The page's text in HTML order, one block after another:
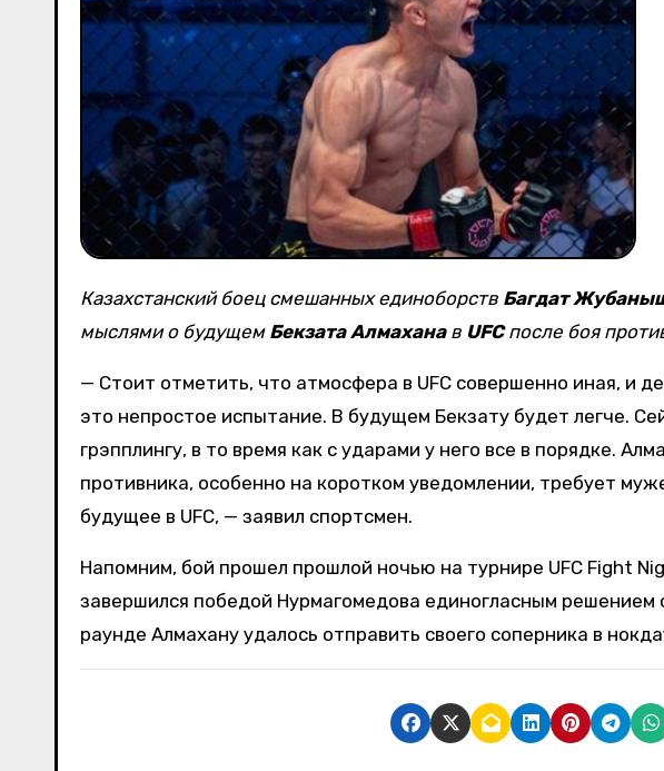
Казахстанский боец смешанных единоборств Багдат
мыслями о будущем Бекзата Алмаханав UFCпосле боя
— Стоит отметить, что атмосфера в UFC совершенно иная, и
это непростое испытание. В будущем Бекзату будет легче.
грэпплингу, в то время как с ударами у него все в порядке.
противника, особенно на коротком уведомлении, требует
будущее в UFC, — заявил спортсмен.
Напомним, бой прошел прошлой ночью на турнире UFC Fight
завершился победой Нурмагомедова единогласным решением
раунде Алмахану удалось отправить своего соперника в